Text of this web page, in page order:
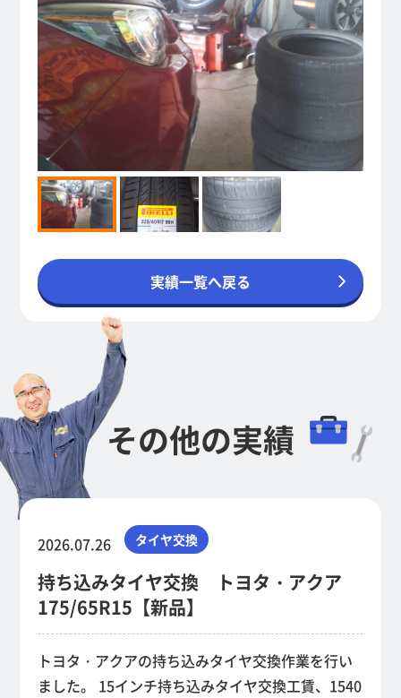
実績一覧へ戻る
その他の実績
2026.07.26 タイヤ交換
持ち込みタイヤ交換 トヨタ・アクア
175/65R15【新品】
トヨタ・アクアの持ち込みタイヤ交換作業を行い
ました。 15インチ持ち込みタイヤ交換工賃、1540